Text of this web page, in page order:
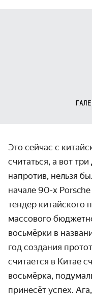
Это сейчас с
считаться, а вот
напротив, нельзя
начале 90-х
тендер китайского
массового
восьмёрки в
год создания
считается в Китае
восьмёрка,
принесёт успех.